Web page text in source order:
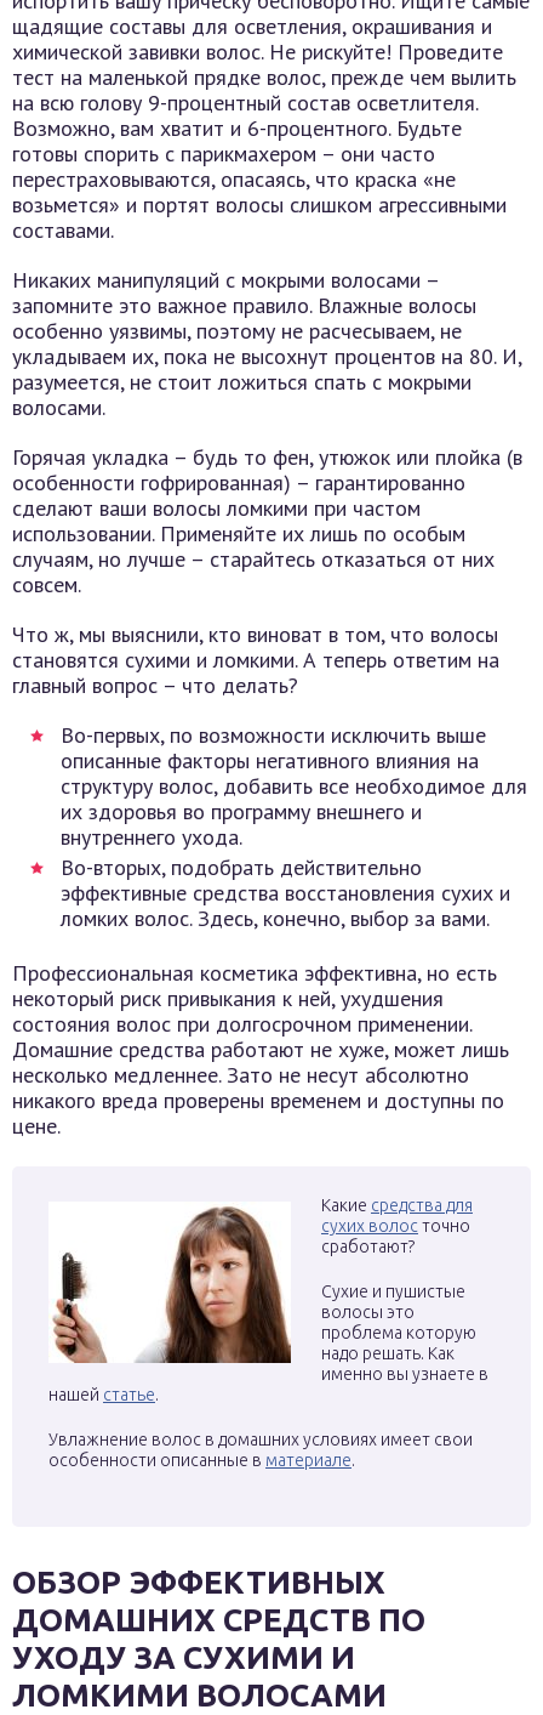
щадящие составы для осветления, окрашивания и
химической завивки волос. Не рискуйте! Проведите
тест на маленькой прядке волос, прежде чем вылить
на всю голову 9-процентный состав осветлителя.
Возможно, вам хватит и 6-процентного. Будьте
готовы спорить с парикмахером – они часто
перестраховываются, опасаясь, что краска «не
возьмется» и портят волосы слишком агрессивными
составами.
Никаких манипуляций с мокрыми волосами –
запомните это важное правило. Влажные волосы
особенно уязвимы, поэтому не расчесываем, не
укладываем их, пока не высохнут процентов на 80. И,
разумеется, не стоит ложиться спать с мокрыми
волосами.
Горячая укладка – будь то фен, утюжок или плойка (в
особенности гофрированная) – гарантированно
сделают ваши волосы ломкими при частом
использовании. Применяйте их лишь по особым
случаям, но лучше – старайтесь отказаться от них
совсем.
Что ж, мы выяснили, кто виноват в том, что волосы
становятся сухими и ломкими. А теперь ответим на
главный вопрос – что делать?
Во-первых, по возможности исключить выше
описанные факторы негативного влияния на
структуру волос, добавить все необходимое для
их здоровья во программу внешнего и
внутреннего ухода.
Во-вторых, подобрать действительно
эффективные средства восстановления сухих и
ломких волос. Здесь, конечно, выбор за вами.
Профессиональная косметика эффективна, но есть
некоторый риск привыкания к ней, ухудшения
состояния волос при долгосрочном применении.
Домашние средства работают не хуже, может лишь
несколько медленнее. Зато не несут абсолютно
никакого вреда проверены временем и доступны по
цене.
Какие средства для
сухих волосточно
сработают?
Сухие и пушистые
волосы это
проблема которую
надо решать. Как
именно вы узнаете в
нашей статье.
Увлажнение волос в домашних условиях имеет свои
особенности описанные в материале.
ОБЗОР ЭФФЕКТИВНЫХ
ДОМАШНИХ СРЕДСТВ ПО
УХОДУ ЗА СУХИМИ И
ЛОМКИМИ ВОЛОСАМИ